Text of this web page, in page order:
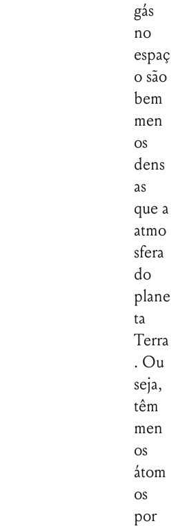
gás
no
espaç
o são
bem
men
os
dens
as
que a
atmo
sfera
do
plane
ta
Terra
. Ou
seja,
têm
men
os
átom
os
por